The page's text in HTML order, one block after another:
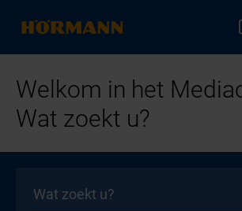
Welkom in het
Wat zoekt u?